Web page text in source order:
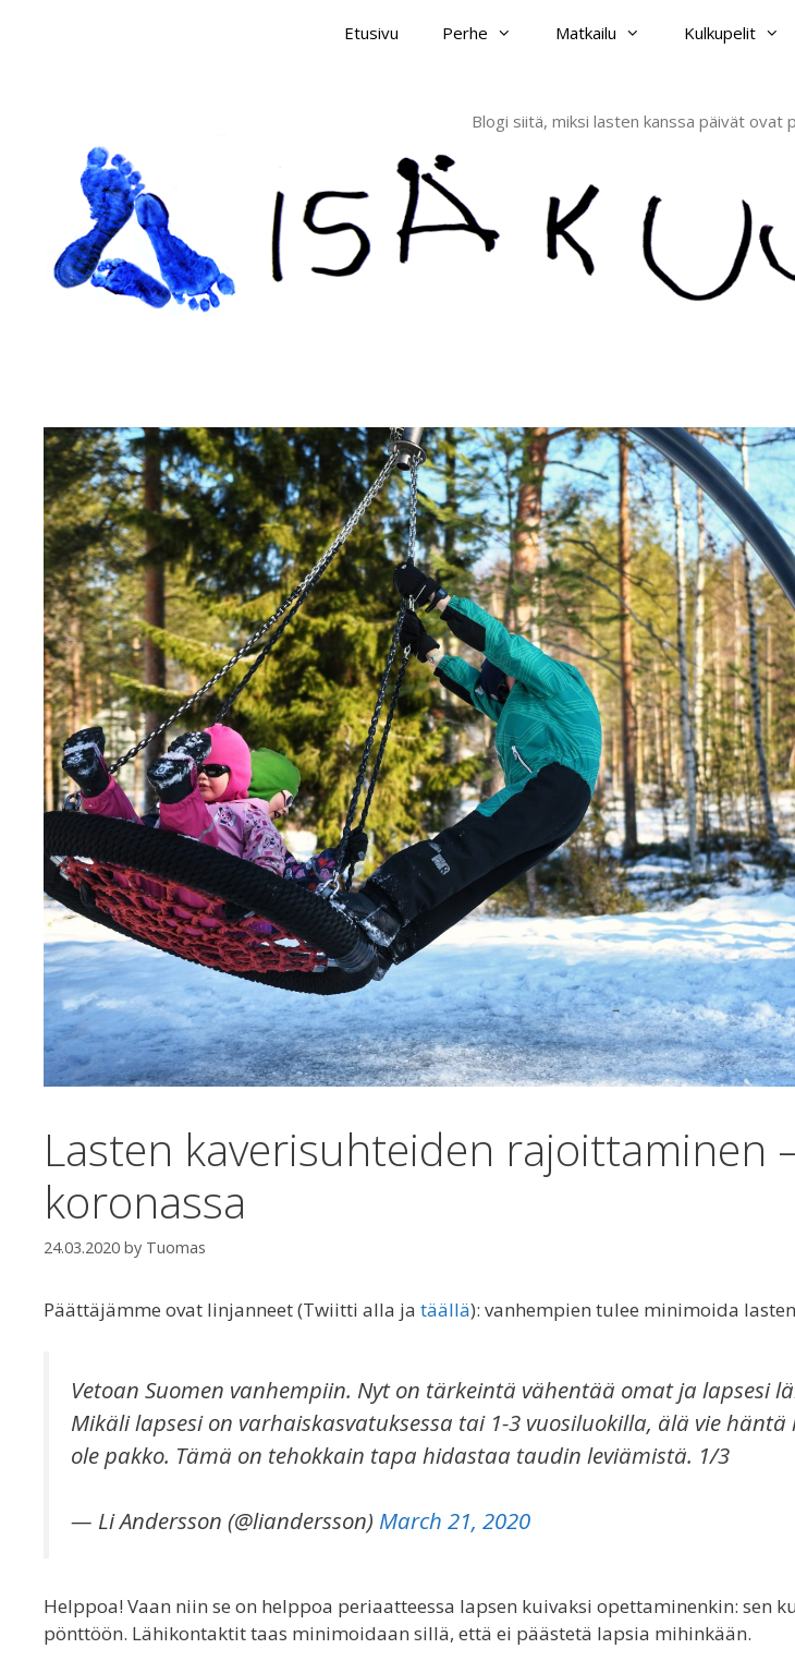
Etusivu Perhe Matkailu Kulkupelit
Blogi siitä, miksi lasten kanssa päivät ovat
Lasten kaverisuhteiden rajoittaminen
koronassa
24.03.2020 by Tuomas
Päättäjämme ovat linjanneet (Twiitti alla ja täällä): vanhempien tulee minimoida
Vetoan Suomen vanhempiin. Nyt on tärkeintä vähentää omat ja lapsesi
Mikäli lapsesi on varhaiskasvatuksessa tai 1-3 vuosiluokilla, älä vie häntä
ole pakko. Tämä on tehokkain tapa hidastaa taudin leviämistä. 1/3
— Li Andersson (@liandersson) March 21, 2020
Helppoa! Vaan niin se on helppoa periaatteessa lapsen kuivaksi opettaminenkin: sen
pönttöön. Lähikontaktit taas minimoidaan sillä, että ei päästetä lapsia mihinkään.